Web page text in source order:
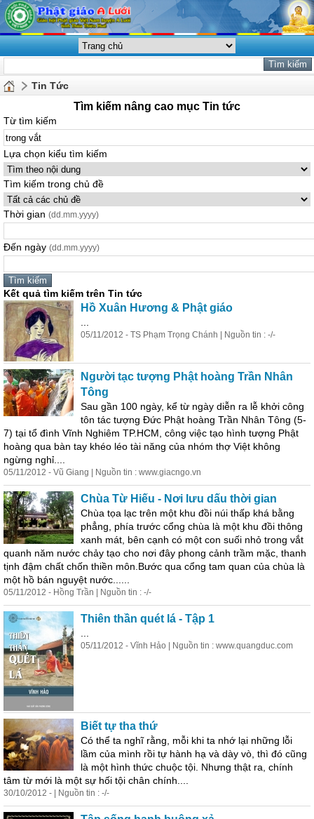
Tin Tức
Tìm kiếm nâng cao mục Tin tức
Từ tìm kiếm
Lựa chọn kiểu tìm kiếm
Tìm kiếm trong chủ đề
Thời gian (dd.mm.yyyy)
Đến ngày (dd.mm.yyyy)
Kết quả tìm kiếm trên Tin tức
Hồ Xuân Hương & Phật giáo
05/11/2012 - TS Phạm Trọng Chánh | Nguồn tin : -/-
Người tạc tượng Phật hoàng Trần Nhân
Tông
Sau gần 100 ngày, kể từ ngày diễn ra lễ khởi công
tôn tác tượng Đức Phật hoàng Trần Nhân Tông (5-
7) tại tổ đình Vĩnh Nghiêm TP.HCM, công việc tạo hình tượng Phật
hoàng qua bàn tay khéo léo tài năng của nhóm thợ Việt không
ngừng nghỉ....
05/11/2012 - Vũ Giang | Nguồn tin : www.giacngo.vn
Chùa Từ Hiếu - Nơi lưu dấu thời gian
Chùa tọa lạc trên một khu đồi núi thấp khá bằng
phẳng, phía trước cổng chùa là một khu đồi thông
xanh mát, bên cạnh có một con suối nhỏ trong vắt
quanh năm nước chảy tạo cho nơi đây phong cảnh trầm mặc, thanh
tịnh đậm chất chốn thiền môn.Bước qua cổng tam quan của chùa là
một hồ bán nguyệt nước......
05/11/2012 - Hồng Trần | Nguồn tin : -/-
Thiên thần quét lá - Tập 1
05/11/2012 - Vĩnh Hảo | Nguồn tin : www.quangduc.com
Biết tự tha thứ
Có thể ta nghĩ rằng, mỗi khi ta nhớ lại những lỗi
lầm của mình rồi tự hành hạ và dày vò, thì đó cũng
là một hình thức chuộc tội. Nhưng thật ra, chính
tâm từ mới là một sự hối tội chân chính....
30/10/2012 - | Nguồn tin : -/-